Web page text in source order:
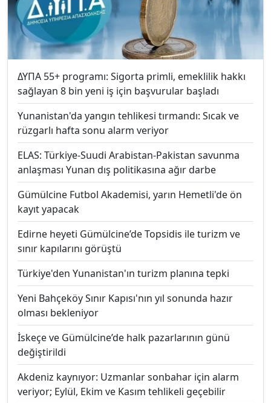
ΔΥΠΑ 55+ programı: Sigorta primli, emeklilik hakkı
sağlayan 8 bin yeni iş için başvurular başladı
Yunanistan'da yangın tehlikesi tırmandı: Sıcak ve
rüzgarlı hafta sonu alarm veriyor
ELAS: Türkiye-Suudi Arabistan-Pakistan savunma
anlaşması Yunan dış politikasına ağır darbe
Gümülcine Futbol Akademisi, yarın Hemetli'de ön
kayıt yapacak
Edirne heyeti Gümülcine’de Topsidis ile turizm ve
sınır kapılarını görüştü
Türkiye'den Yunanistan'ın turizm planına tepki
Yeni Bahçeköy Sınır Kapısı'nın yıl sonunda hazır
olması bekleniyor
İskeçe ve Gümülcine’de halk pazarlarının günü
değiştirildi
Akdeniz kaynıyor: Uzmanlar sonbahar için alarm
veriyor; Eylül, Ekim ve Kasım tehlikeli geçebilir